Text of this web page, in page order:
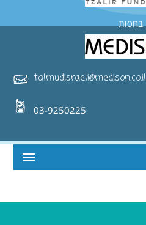
בחסות
talmudisraeli@medison.co.il
03-9250225